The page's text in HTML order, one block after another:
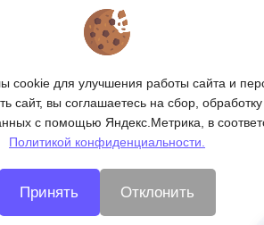
для улучшения работы сайта и
сайт, вы соглашаетесь на сбор,
с помощью Яндекс.Метрика, в
Политикой конфиденциальности.
Принять Отклонить